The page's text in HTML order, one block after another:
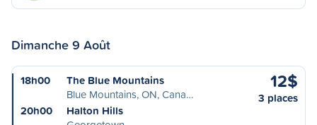
Dimanche 9 Août
18h00
The Blue Mountains
Blue Mountains, ON, Cana…
20h00
Halton Hills
12$
3 places